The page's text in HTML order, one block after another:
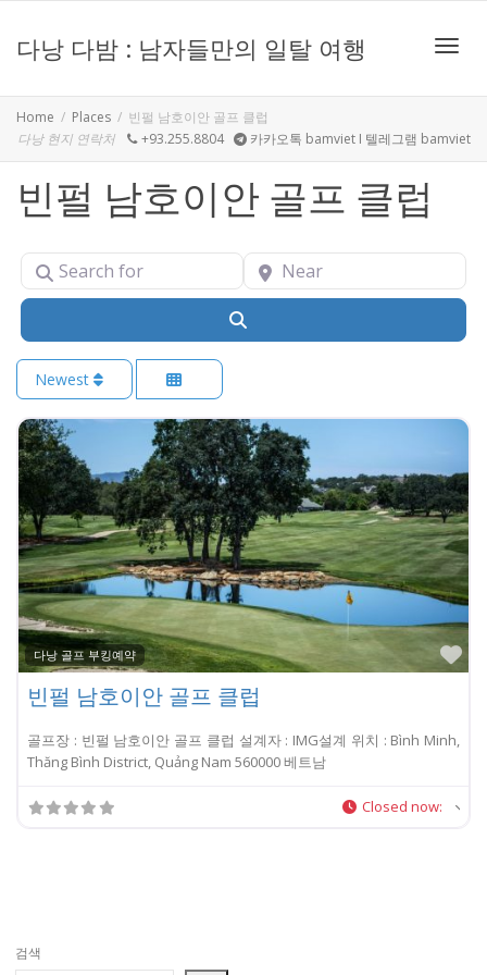
다낭 다밤 : 남자들만의 일탈 여행
Home Places
빈펄 남호이안 골프 클럽
다낭 현지 연락처
+93.255.8804 카카오톡 bamviet I 텔레그램 bamviet
빈펄 남호이안 골프 클럽
Search for Near
Newest
다낭 골프 부킹예약
빈펄 남호이안 골프 클럽
골프장 : 빈펄 남호이안 골프 클럽 설계자 : IMG설계 위치 : Bình Minh,
Thăng Bình District, Quảng Nam 560000 베트남
Closed now:
검색